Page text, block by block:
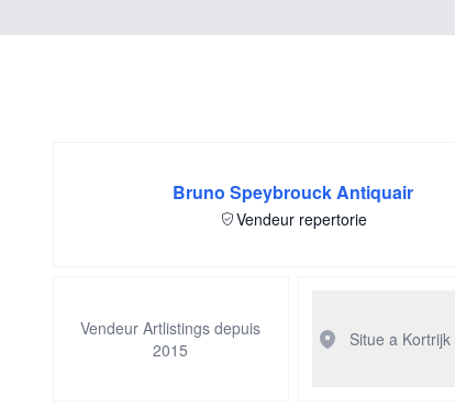
Bruno Speybrouck Antiquair
Vendeur repertorie
Vendeur Artlistings depuis
2015
Situe a Kortrijk